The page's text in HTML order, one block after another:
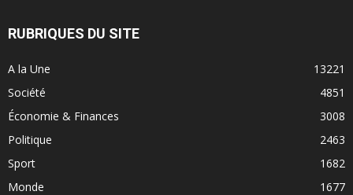
RUBRIQUES DU SITE
A la Une
13221
Société
4851
Économie & Finances
3008
Politique
2463
Sport
1682
Monde
1677